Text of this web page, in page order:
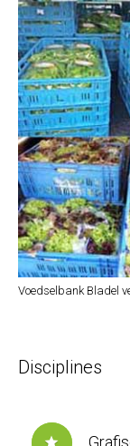
Voedselbank Bladel
Disciplines